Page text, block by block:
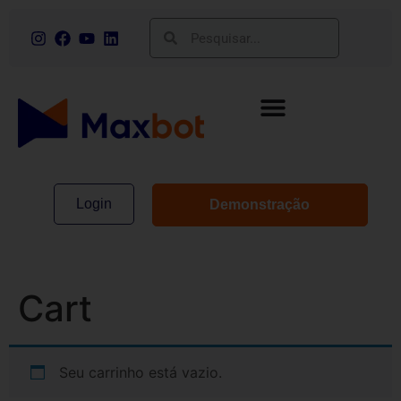
Login Demonstração
Cart
Seu carrinho está vazio.